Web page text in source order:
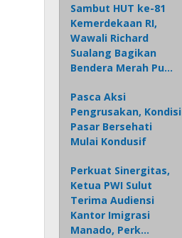
Sambut HUT ke-81
Kemerdekaan RI,
Wawali Richard
Sualang Bagikan
Bendera Merah Pu…
Pasca Aksi
Pengrusakan, Kondisi
Pasar Bersehati
Mulai Kondusif
Perkuat Sinergitas,
Ketua PWI Sulut
Terima Audiensi
Kantor Imigrasi
Manado, Perk…